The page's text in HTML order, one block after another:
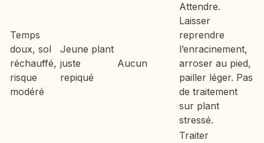
Temps
doux, sol
réchauffé,
risque
modéré
Jeune plant
juste
repiqué
Aucun
Attendre.
Laisser
reprendre
l’enracinement,
arroser au pied,
pailler léger. Pas
de traitement
sur plant
stressé.
Traiter